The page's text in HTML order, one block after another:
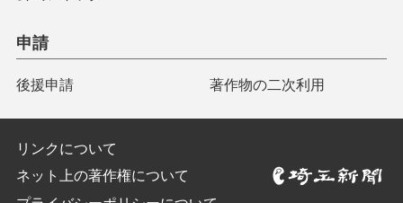
申請
後援申請 著作物の二次利用
リンクについて
ネット上の著作権について